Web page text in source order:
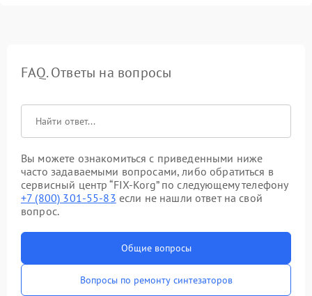
FAQ. Ответы на вопросы
Вы можете ознакомиться с приведенными ниже
часто задаваемыми вопросами, либо обратиться в
сервисный центр “FIX-Korg” по следующему телефону
+7 (800) 301-55-83 если не нашли ответ на свой
вопрос.
Общие вопросы
Вопросы по ремонту синтезаторов